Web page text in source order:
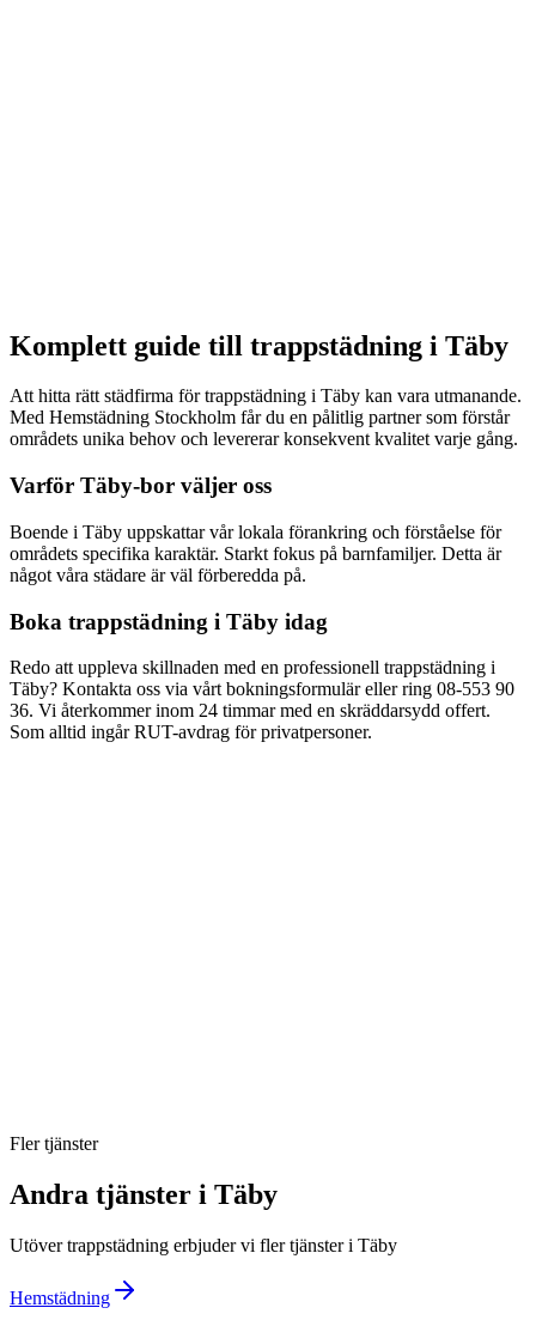
Komplett guide till trappstädning i Täby
Att hitta rätt städfirma förtrappstädning i Täby kan vara utmanande.
Med Hemstädning Stockholm får du en pålitlig partner som förstår
områdets unika behov och levererar konsekvent kvalitet varje gång.
Varför Täby-bor väljer oss
Boende i Täby uppskattar vår lokala förankring och förståelse för
områdets specifika karaktär. Starkt fokus på barnfamiljer. Detta är
något våra städare är väl förberedda på.
Boka trappstädning i Täby idag
Redo att uppleva skillnaden med en professionell trappstädning i
Täby? Kontakta oss via vårt bokningsformulär eller ring 08-553 90
36. Vi återkommer inom 24 timmar med en skräddarsydd offert.
Som alltid ingår RUT-avdrag för privatpersoner.
Fler tjänster
Andra tjänster i Täby
Utövertrappstädning erbjuder vi fler tjänster i Täby
Hemstädning